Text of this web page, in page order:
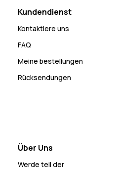
Kundendienst
Kontaktiere uns
FAQ
Meine bestellungen
Rücksendungen
Über Uns
Werde teil der